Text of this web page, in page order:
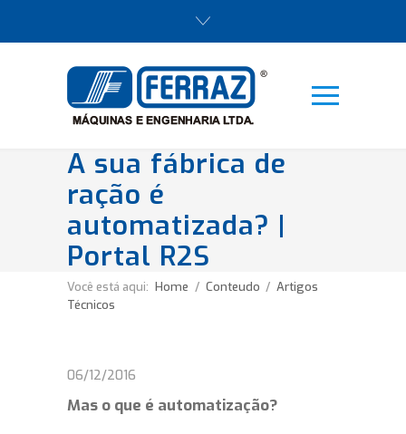
A sua fábrica de
ração é
automatizada? |
Portal R2S
Você está aqui: Home / Conteudo / Artigos
Técnicos
06/12/2016
Mas o que é automatização?